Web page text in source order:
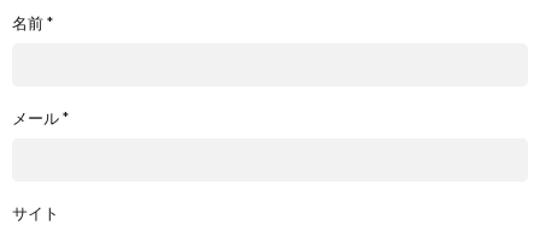
名前*
メール*
サイト